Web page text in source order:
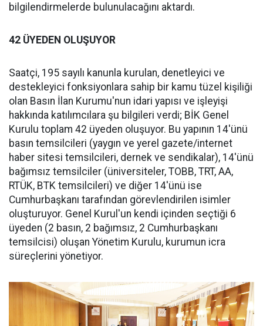
bilgilendirmelerde bulunulacağını aktardı.
42 ÜYEDEN OLUŞUYOR
Saatçi, 195 sayılı kanunla kurulan, denetleyici ve
destekleyici fonksiyonlara sahip bir kamu tüzel kişiliği
olan Basın İlan Kurumu'nun idari yapısı ve işleyişi
hakkında katılımcılara şu bilgileri verdi; BİK Genel
Kurulu toplam 42 üyeden oluşuyor. Bu yapının 14'ünü
basın temsilcileri (yaygın ve yerel gazete/internet
haber sitesi temsilcileri, dernek ve sendikalar), 14'ünü
bağımsız temsilciler (üniversiteler, TOBB, TRT, AA,
RTÜK, BTK temsilcileri) ve diğer 14'ünü ise
Cumhurbaşkanı tarafından görevlendirilen isimler
oluşturuyor. Genel Kurul'un kendi içinden seçtiği 6
üyeden (2 basın, 2 bağımsız, 2 Cumhurbaşkanı
temsilcisi) oluşan Yönetim Kurulu, kurumun icra
süreçlerini yönetiyor.